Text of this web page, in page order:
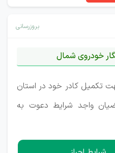
بروزرسانی
خودروی شمال
تکمیل کادر خود در استان
واجد شرایط دعوت به